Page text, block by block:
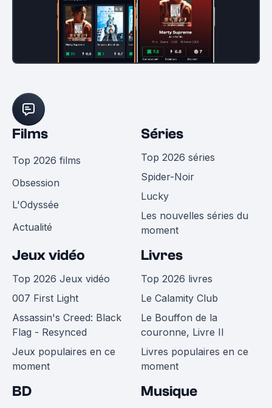
Films
Top 2026 films
Obsession
L'Odyssée
Actualité
Séries
Top 2026 séries
Spider-Noir
Lucky
Les nouvelles séries du
moment
Jeux vidéo
Top 2026 Jeux vidéo
007 First Light
Assassin's Creed: Black
Flag - Resynced
Jeux populaires en ce
moment
Livres
Top 2026 livres
Le Calamity Club
Le Bouffon de la
couronne, Livre II
Livres populaires en ce
moment
BD Musique